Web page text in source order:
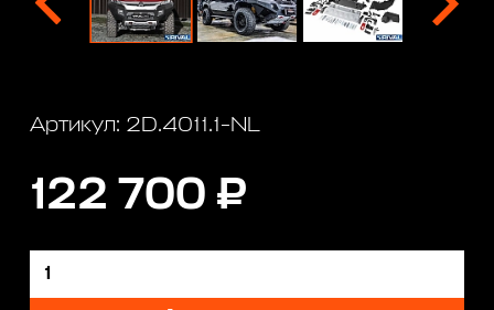
Артикул: 2D.4011.1-NL
122 700 ₽